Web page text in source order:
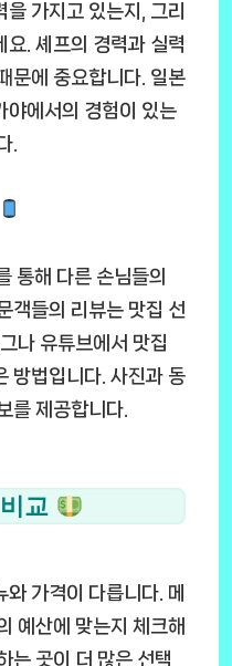
가지고 있는지, 그리
요. 셰프의 경력과 실력
문에 중요합니다. 일본
야에서의 경험이 있는
.
통해 다른 손님들의
객들의 리뷰는 맛집 선
나 유튜브에서 맛집
방법입니다. 사진과 동
를 제공합니다.
교
가격이 다릅니다. 메
예산에 맞는지 체크해
는 곳이 더 많은 선택